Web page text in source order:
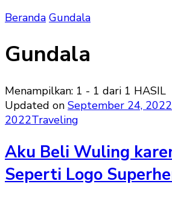
Beranda Gundala
Gundala
Menampilkan: 1 - 1 dari 1 HASIL
Updated on September 24, 2022
2022Traveling
Aku Beli Wuling
Seperti Logo